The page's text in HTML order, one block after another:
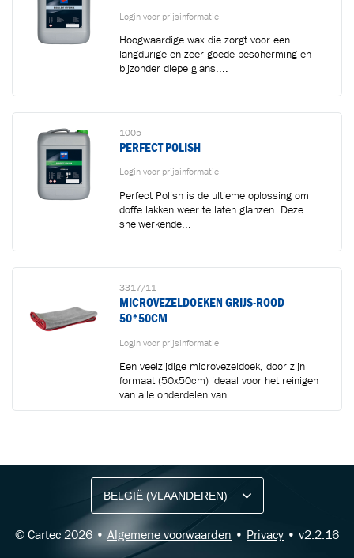
Login voor prijsinformatie
Hoogwaardige wax die zorgt voor een
langdurige en zeer goede bescherming en
bijzonder diepe glans....
1005
PERFECT POLISH
Login voor prijsinformatie
Perfect Polish is de ultieme oplossing om
doffe lakken weer te laten glanzen. Deze
snelwerkende...
3317/11
MICROVEZELDOEKEN GRIJS-ROOD
50*50CM
Login voor prijsinformatie
Een veelzijdige microvezeldoek, door zijn
formaat (50x50cm) ideaal voor het reinigen
van alle onderdelen van...
© Cartec 2026 • Algemene voorwaarden • Privacy • v2.2.16
Ontvang vakgerelateerde tips,
aanbiedingen en productupdates van Cartec.